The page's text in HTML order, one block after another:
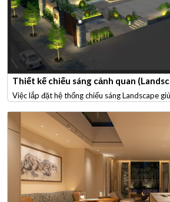
Thiết kế chiếu sáng cảnh quan
Việc lắp đặt hệ thống chiếu sáng Landscape